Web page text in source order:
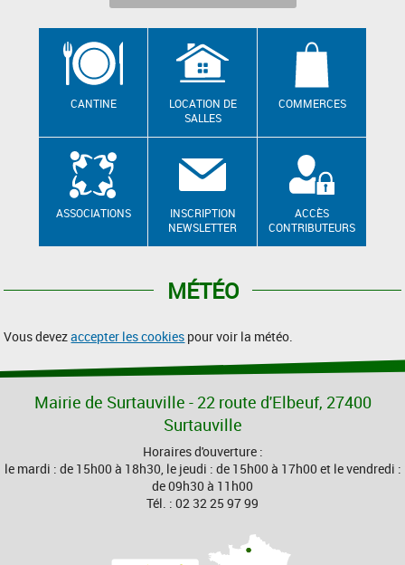
CANTINE
LOCATION DE
SALLES
COMMERCES
ASSOCIATIONS
INSCRIPTION
NEWSLETTER
ACCÈS
CONTRIBUTEURS
MÉTÉO
Vous devezaccepter les cookies pour voir la météo.
Mairie de Surtauville - 22 route d'Elbeuf, 27400
Surtauville
Horaires d'ouverture :
le mardi : de 15h00 à 18h30, le jeudi : de 15h00 à 17h00 et le vendredi :
de 09h30 à 11h00
Tél. : 02 32 25 97 99